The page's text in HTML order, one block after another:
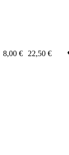
8,00 € 22,50 €